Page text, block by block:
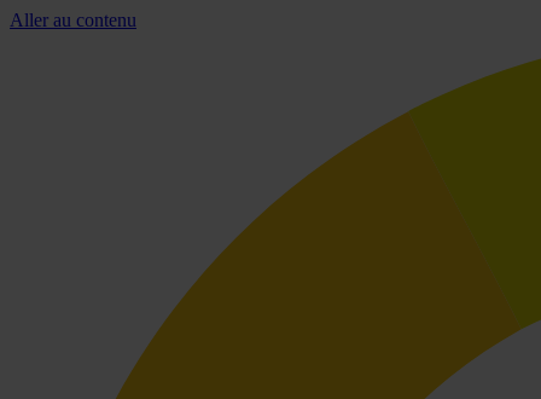
Aller au contenu